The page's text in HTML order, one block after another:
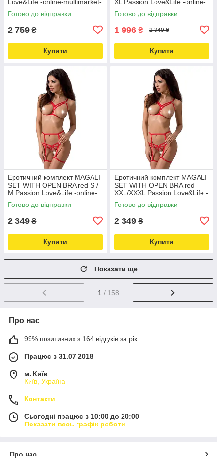
Love&Life -online-multimarket-
Готово до відправки
2 759 ₴
Купити
XL Passion Love&Life -online-
multimarket-
Готово до відправки
1 996 ₴ 2 349 ₴
Купити
Еротичний комплект MAGALI
SET WITH OPEN BRA red S /
M Passion Love&Life -online-
multimarket-
Готово до відправки
2 349 ₴
Купити
Еротичний комплект MAGALI
SET WITH OPEN BRA red
XXL/XXXL Passion Love&Life -
online-multimarket-
Готово до відправки
2 349 ₴
Купити
Показати ще
1 / 158
Про нас
99% позитивних з 164 відгуків за рік
Працює з 31.07.2018
м. Київ
Київ, Україна
Контакти
Сьогодні працює з 10:00 до 20:00
Показати весь графік роботи
Про нас